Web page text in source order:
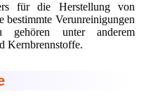
für die Herstellung von
bestimmte Verunreinigungen
gehören unter anderem
Kernbrennstoffe.